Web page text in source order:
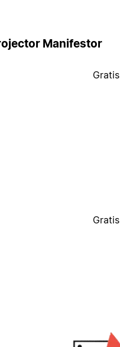
Manifestor
Gratis
Gratis